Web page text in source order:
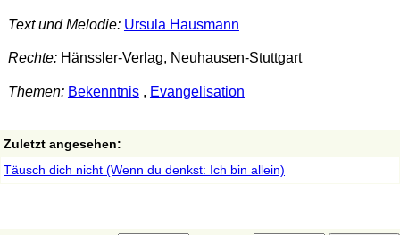
Text und Melodie: Ursula Hausmann
Rechte:Hänssler-Verlag, Neuhausen-Stuttgart
Themen: Bekenntnis, Evangelisation
Zuletzt angesehen:
Täusch dich nicht (Wenn du denkst: Ich bin allein)